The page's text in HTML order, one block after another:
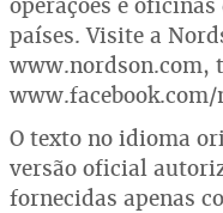
países. Visite a
www.nordson.com,
www.facebook.com/
O texto no idioma
versão oficial
fornecidas apenas